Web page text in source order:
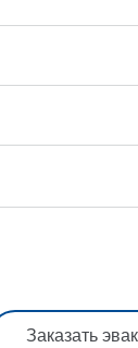
Заказать